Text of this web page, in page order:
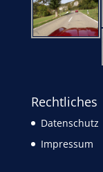
Rechtliches
Datenschutz
Impressum